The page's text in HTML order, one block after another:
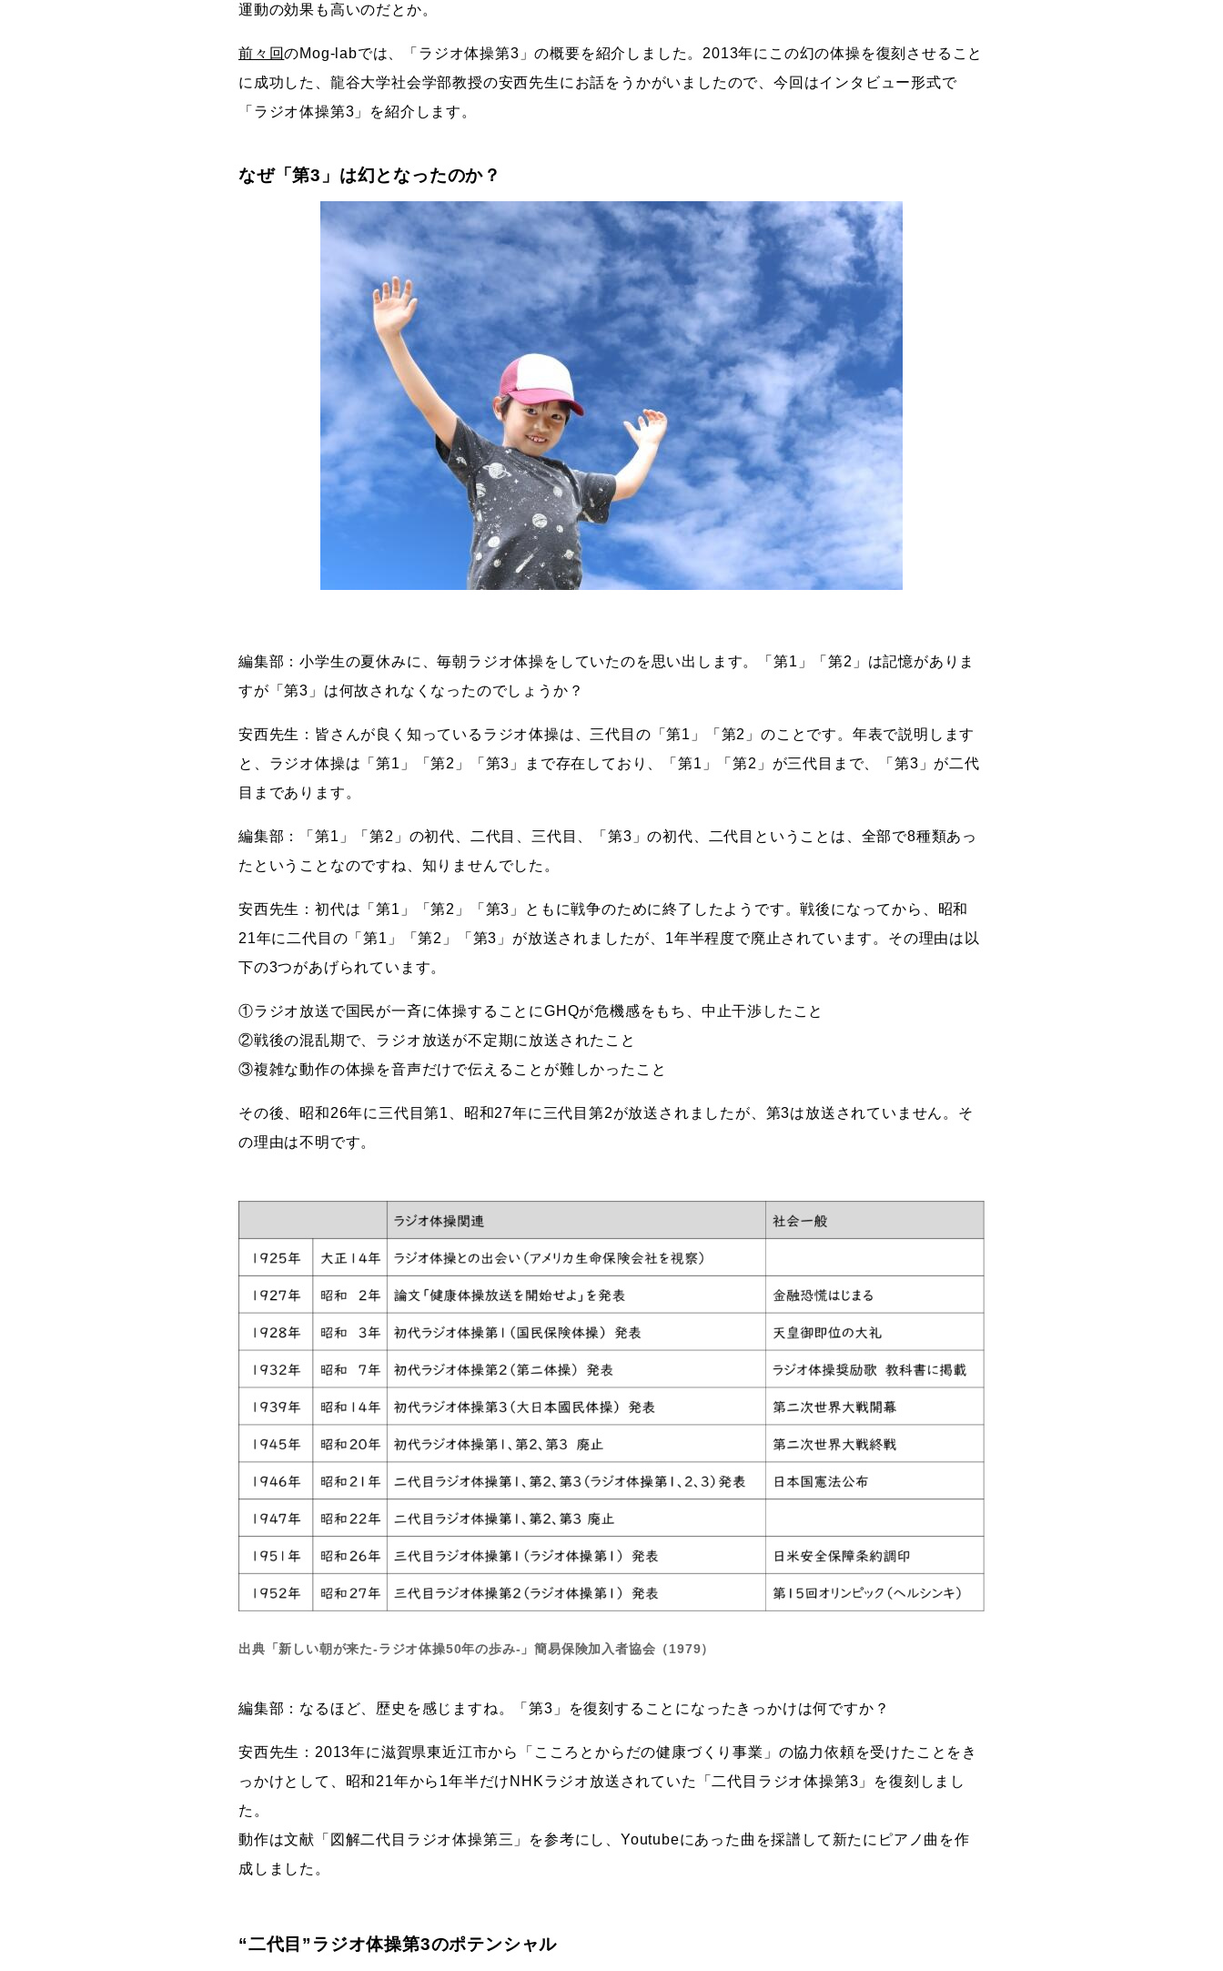
運動の効果も高いのだとか。
前々回のMog-labでは、「ラジオ体操第3」の概要を紹介しました。2013年にこの幻の体操を復刻させること
に成功した、龍谷大学社会学部教授の安西先生にお話をうかがいましたので、今回はインタビュー形式で
「ラジオ体操第3」を紹介します。
なぜ「第3」は幻となったのか？
編集部：小学生の夏休みに、毎朝ラジオ体操をしていたのを思い出します。「第1」「第2」は記憶がありま
すが「第3」は何故されなくなったのでしょうか？
安西先生：皆さんが良く知っているラジオ体操は、三代目の「第1」「第2」のことです。年表で説明します
と、ラジオ体操は「第1」「第2」「第3」まで存在しており、「第1」「第2」が三代目まで、「第3」が二代
目まであります。
編集部：「第1」「第2」の初代、二代目、三代目、「第3」の初代、二代目ということは、全部で8種類あっ
たということなのですね、知りませんでした。
安西先生：初代は「第1」「第2」「第3」ともに戦争のために終了したようです。戦後になってから、昭和
21年に二代目の「第1」「第2」「第3」が放送されましたが、1年半程度で廃止されています。その理由は以
下の3つがあげられています。
①ラジオ放送で国民が一斉に体操することにGHQが危機感をもち、中止干渉したこと
②戦後の混乱期で、ラジオ放送が不定期に放送されたこと
③複雑な動作の体操を音声だけで伝えることが難しかったこと
その後、昭和26年に三代目第1、昭和27年に三代目第2が放送されましたが、第3は放送されていません。そ
の理由は不明です。
出典「新しい朝が来た-ラジオ体操50年の歩み-」簡易保険加入者協会（1979）
編集部：なるほど、歴史を感じますね。「第3」を復刻することになったきっかけは何ですか？
安西先生：2013年に滋賀県東近江市から「こころとからだの健康づくり事業」の協力依頼を受けたことをき
っかけとして、昭和21年から1年半だけNHKラジオ放送されていた「二代目ラジオ体操第3」を復刻しまし
た。
動作は文献「図解二代目ラジオ体操第三」を参考にし、Youtubeにあった曲を採譜して新たにピアノ曲を作
成しました。
“二代目”ラジオ体操第3のポテンシャル